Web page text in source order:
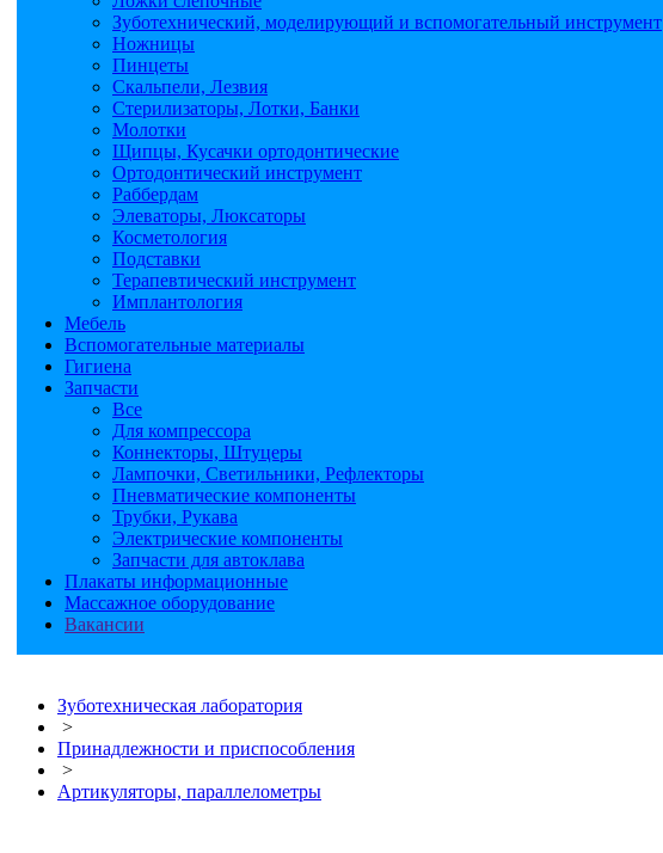
Зуботехнический, моделирующий и вспомогательный инструмент
Ножницы
Пинцеты
Скальпели, Лезвия
Стерилизаторы, Лотки, Банки
Молотки
Щипцы, Кусачки ортодонтические
Ортодонтический инструмент
Раббердам
Элеваторы, Люксаторы
Косметология
Подставки
Терапевтический инструмент
Имплантология
Мебель
Вспомогательные материалы
Гигиена
Запчасти
Все
Для компрессора
Коннекторы, Штуцеры
Лампочки, Светильники, Рефлекторы
Пневматические компоненты
Трубки, Рукава
Электрические компоненты
Запчасти для автоклава
Плакаты информационные
Массажное оборудование
Вакансии
Зуботехническая лаборатория
>
Принадлежности и приспособления
>
Артикуляторы, параллелометры